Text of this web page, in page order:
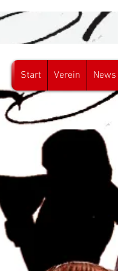
Start Verein News